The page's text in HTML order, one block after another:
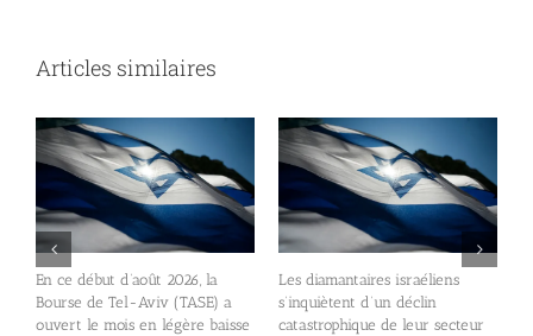
Articles similaires
En ce début d’août 2026, la
Bourse de Tel-Aviv (TASE) a
ouvert le mois en légère baisse
Les diamantaires israéliens
s’inquiètent d’un déclin
catastrophique de leur secteur